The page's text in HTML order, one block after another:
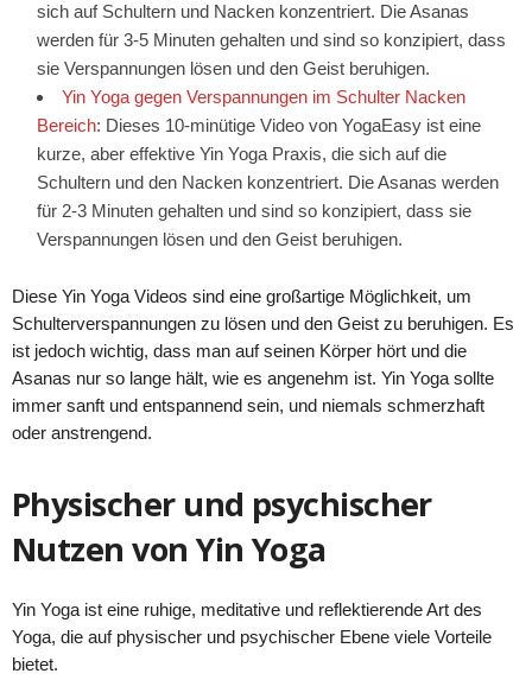
sich auf Schultern und Nacken konzentriert. Die Asanas
werden für 3-5 Minuten gehalten und sind so konzipiert, dass
sie Verspannungen lösen und den Geist beruhigen.
Yin Yoga gegen Verspannungen im Schulter Nacken
Bereich: Dieses 10-minütige Video von YogaEasy ist eine
kurze, aber effektive Yin Yoga Praxis, die sich auf die
Schultern und den Nacken konzentriert. Die Asanas werden
für 2-3 Minuten gehalten und sind so konzipiert, dass sie
Verspannungen lösen und den Geist beruhigen.
Diese Yin Yoga Videos sind eine großartige Möglichkeit, um
Schulterverspannungen zu lösen und den Geist zu beruhigen. Es
ist jedoch wichtig, dass man auf seinen Körper hört und die
Asanas nur so lange hält, wie es angenehm ist. Yin Yoga sollte
immer sanft und entspannend sein, und niemals schmerzhaft
oder anstrengend.
Physischer und psychischer
Nutzen von Yin Yoga
Yin Yoga ist eine ruhige, meditative und reflektierende Art des
Yoga, die auf physischer und psychischer Ebene viele Vorteile
bietet.